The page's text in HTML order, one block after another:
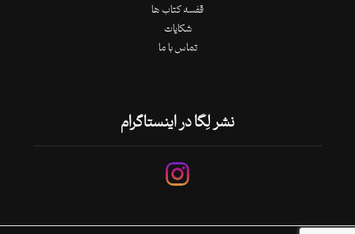
قفسه کتاب ها
شکایات
تماس با ما
نشر لِگا در اینستاگرام